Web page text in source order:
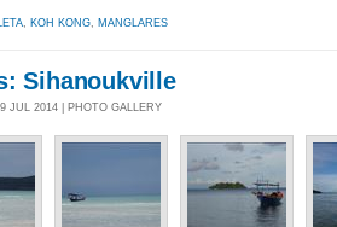
KOH KONG MANGLARES
Sihanoukville
JUL 2014 | PHOTO GALLERY